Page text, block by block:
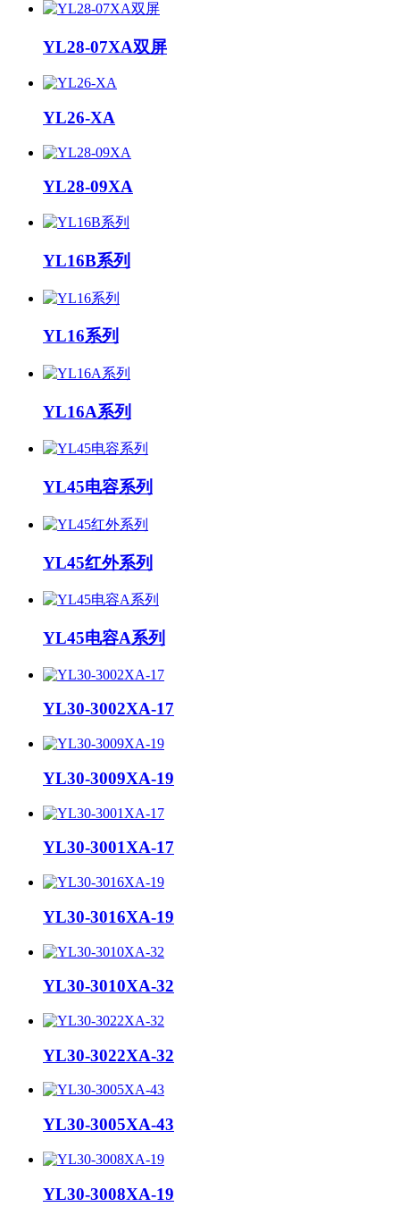
YL28-07XA双屏
YL26-XA
YL28-09XA
YL16B系列
YL16系列
YL16A系列
YL45电容系列
YL45红外系列
YL45电容A系列
YL30-3002XA-17
YL30-3009XA-19
YL30-3001XA-17
YL30-3016XA-19
YL30-3010XA-32
YL30-3022XA-32
YL30-3005XA-43
YL30-3008XA-19